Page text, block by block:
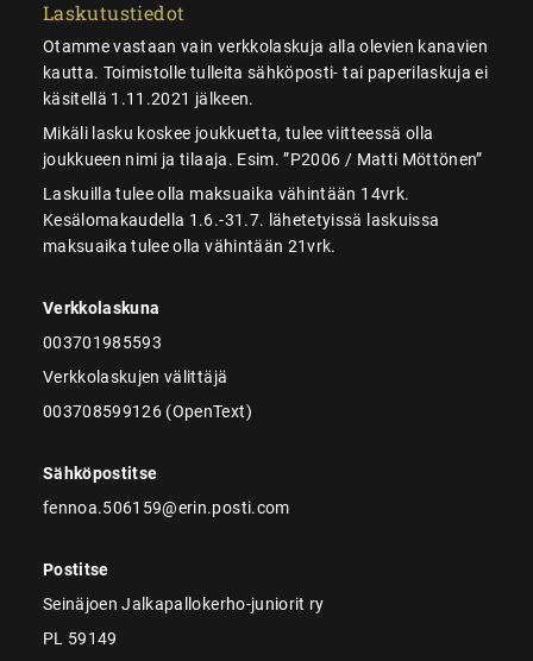
Laskutustiedot
Otamme vastaan vain verkkolaskuja alla olevien kanavien
kautta. Toimistolle tulleita sähköposti- tai paperilaskuja ei
käsitellä 1.11.2021 jälkeen.
Mikäli lasku koskee joukkuetta, tulee viitteessä olla
joukkueen nimi ja tilaaja. Esim. ”P2006 / Matti Möttönen”
Laskuilla tulee olla maksuaika vähintään 14vrk.
Kesälomakaudella 1.6.-31.7. lähetetyissä laskuissa
maksuaika tulee olla vähintään 21vrk.
Verkkolaskuna
003701985593
Verkkolaskujen välittäjä
003708599126 (OpenText)
Sähköpostitse
fennoa.506159@erin.posti.com
Postitse
Seinäjoen Jalkapallokerho-juniorit ry
PL 59149